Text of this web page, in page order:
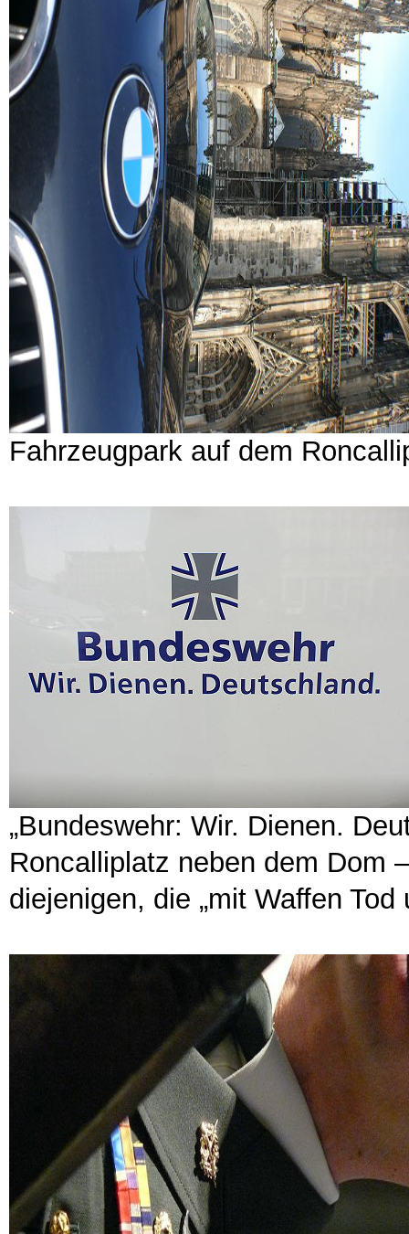
Fahrzeugpark auf dem
„Bundeswehr: Wir. Dienen.
Roncalliplatz neben dem Dom
diejenigen, die „mit Waffen Tod